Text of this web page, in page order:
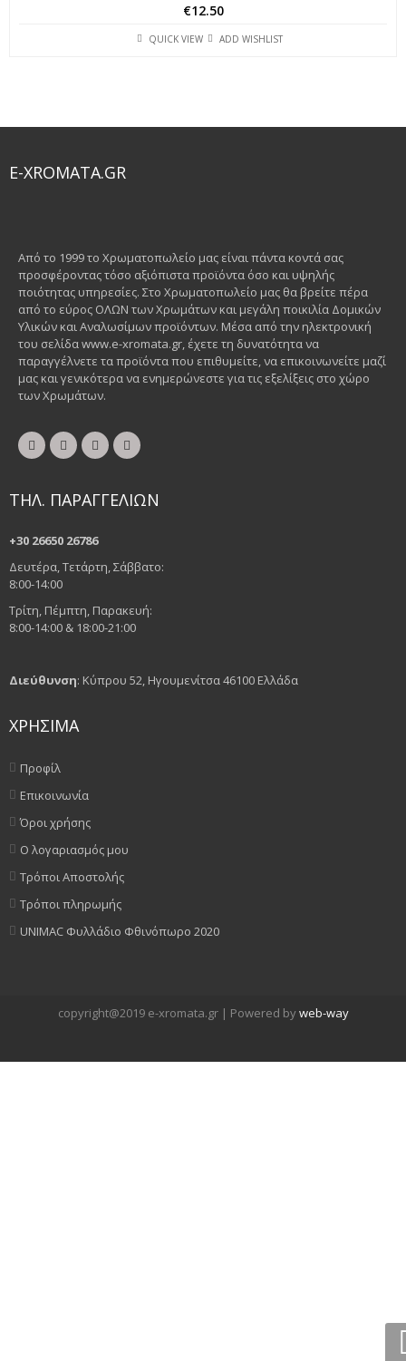
€12.50
QUICK VIEW ADD WISHLIST
E-XROMATA.GR
Από το 1999 το Χρωματοπωλείο μας είναι πάντα κοντά σας
προσφέροντας τόσο αξιόπιστα προϊόντα όσο και υψηλής
ποιότητας υπηρεσίες. Στο Χρωματοπωλείο μας θα βρείτε πέρα
από το εύρος ΟΛΩΝ των Χρωμάτων και μεγάλη ποικιλία Δομικών
Υλικών και Αναλωσίμων προϊόντων. Μέσα από την ηλεκτρονική
του σελίδα www.e-xromata.gr, έχετε τη δυνατότητα να
παραγγέλνετε τα προϊόντα που επιθυμείτε, να επικοινωνείτε μαζί
μας και γενικότερα να ενημερώνεστε για τις εξελίξεις στο χώρο
των Χρωμάτων.
ΤΗΛ. ΠΑΡΑΓΓΕΛΙΩΝ
+30 26650 26786
Δευτέρα, Τετάρτη, Σάββατο:
8:00-14:00
Τρίτη, Πέμπτη, Παρακευή:
8:00-14:00 & 18:00-21:00
Διεύθυνση: Κύπρου 52, Ηγουμενίτσα 46100 Ελλάδα
ΧΡΗΣΙΜΑ
Προφίλ
Επικοινωνία
Όροι χρήσης
Ο λογαριασμός μου
Τρόποι Αποστολής
Τρόποι πληρωμής
UNIMAC Φυλλάδιο Φθινόπωρο 2020
copyright@2019 e-xromata.gr | Powered byweb-way